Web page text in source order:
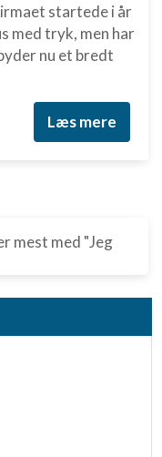
startede i år
med tryk, men har
nu et bredt
Læs mere
mest med "Jeg